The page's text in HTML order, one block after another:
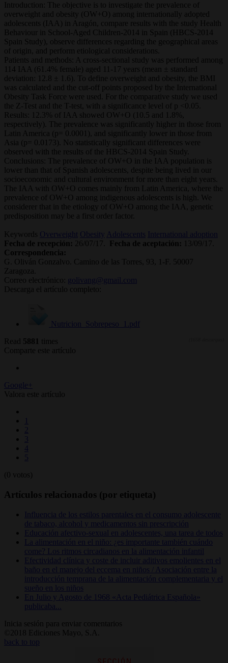
Introduction: The objective is to investigate the prevalence of
overweight and obesity (OW+O) among internationally adopted
adolescents (IAA) in Aragón, compare results with the study Health
Behaviour in School-Aged Children-2014 in Spain (HBCS-2014
Spain Study), observe differences regarding the geographical areas
of origin, and perform etiological considerations.
Patients and methods: A cross-sectional study was performed among
114 IAA (61.4% female) aged 11-17 years (mean ± standard
deviation: 12.8 ± 1.6). To define overweight and obesity, the BMI
was calculated and the cut-off points proposed by the International
Obesity Task Force were used. For the comparative study we used
the Z-Test and the T-test, with a significance level of p <0.05.
Results: 12.3% of IAA showed OW+O (10.5 and 1.8%,
respectively). The prevalence was significantly higher in those from
Latin America (p= 0.0001), and significantly lower in those from
Asia (p= 0.0173). No statistically significant differences were
observed with the results of the HBCS-2014 Spain Study.
Conclusions: The prevalence of OW+O in the IAA population is
lower than that of Spanish adolescents, despite being lived in our
socioeconomic and cultural environment for more than eight years.
The IAA with OW+O comes mainly from Latin America, where the
prevalence of OW+O among indigenous adolescents is high. We
considerer that in the etiology of OW+O among the IAA, genetic
predisposition may be a first order factor.
Keywords Overweight Obesity Adolescents International adoption
Fecha de recepción:
26/07/17. Fecha de aceptación: 13/09/17.
Correspondencia:
G. Oliván Gonzalvo. Camino de las Torres, 93, 1-F. 50007
Zaragoza.
Correo electrónico: golivang@gmail.com
Descarga el artículo completo:
Nutricion_Sobrepeso_1.pdf
Read 5881 times
Comparte este artículo
Google+
Valora este artículo
1
2
3
4
5
(0 votos)
Artículos relacionados (por etiqueta)
Influencia de los estilos parentales en el consumo adolescente
de tabaco, alcohol y medicamentos sin prescripción
Educación afectivo-sexual en adolescentes, una tarea de todos
La alimentación en el niño: ¿es importante también cuándo
come? Los ritmos circadianos en la alimentación infantil
Efectividad clínica y coste de incluir aditivos emolientes en el
baño en el manejo del eccema en niños / Asociación entre la
introducción temprana de la alimentación complementaria y el
sueño en los niños
En Julio y Agosto de 1968 «Acta Pediátrica Española»
publicaba...
Inicia sesión para enviar comentarios
©2018 Ediciones Mayo, S.A.
back to top